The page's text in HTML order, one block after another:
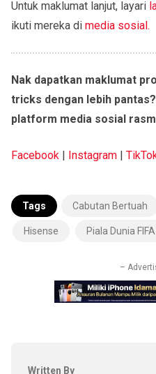
Untuk maklumat lanjut, layari
ikuti mereka di media sosial.
Nak dapatkan maklumat
tricks dengan lebih
platform media sosial
Facebook Instagram
Tags Cabutan Bertuah
Hisense Piala Dunia
–
Written By